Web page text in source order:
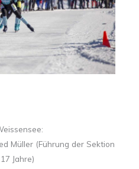
Müller (Führung der Sektion
Jahre)